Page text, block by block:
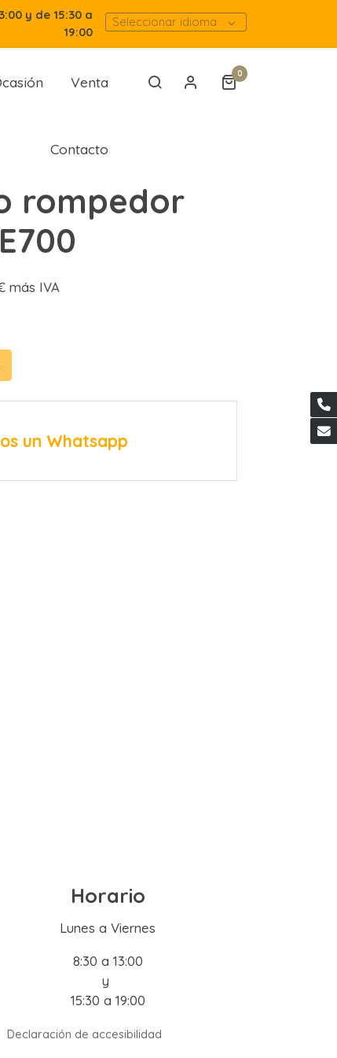
y de 15:30 a
19:00
Seleccionar idioma
Venta
Contacto
0
rompedor
más IVA
un Whatsapp
Horario
Lunes a Viernes
8:30 a 13:00
y
15:30 a 19:00
Declaración de accesibilidad